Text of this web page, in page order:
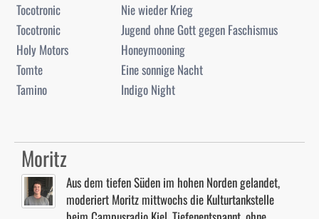
Tocotronic
Nie wieder Krieg
Tocotronic
Jugend ohne Gott gegen Faschismus
Holy Motors
Honeymooning
Tomte
Eine sonnige Nacht
Tamino
Indigo Night
Moritz
Aus dem tiefen Süden im hohen Norden gelandet,
moderiert Moritz mittwochs die Kulturtankstelle